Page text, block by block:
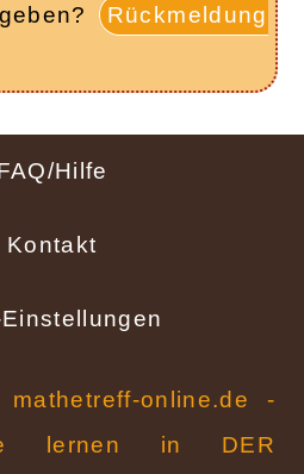
Rückmeldung
Hilfe
Kontakt
online.de -
lernen in DER